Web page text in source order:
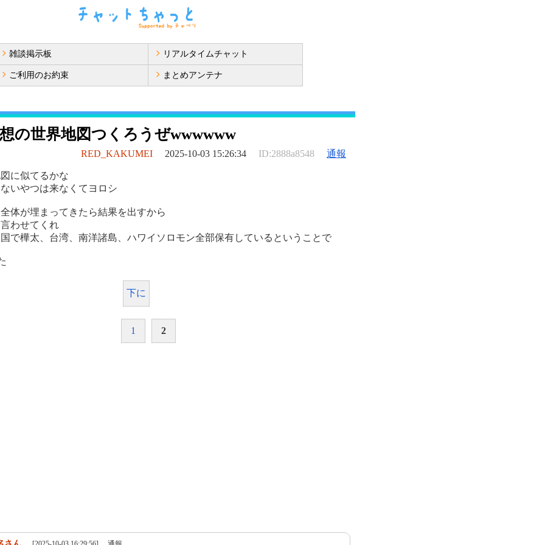
雑談掲示板 リアルタイムチャット
ご利用のお約束 まとめアンテナ
の世界地図つくろうぜwwwwww
RED_KAKUMEI 2025-10-03 15:26:34 ID:2888a8548 通報
に似てるかな
いやつは来なくてヨロシ
体が埋まってきたら結果を出すから
わせてくれ
で樺太、台湾、南洋諸島、ハワイソロモン全部保有しているということで
下に
1 2